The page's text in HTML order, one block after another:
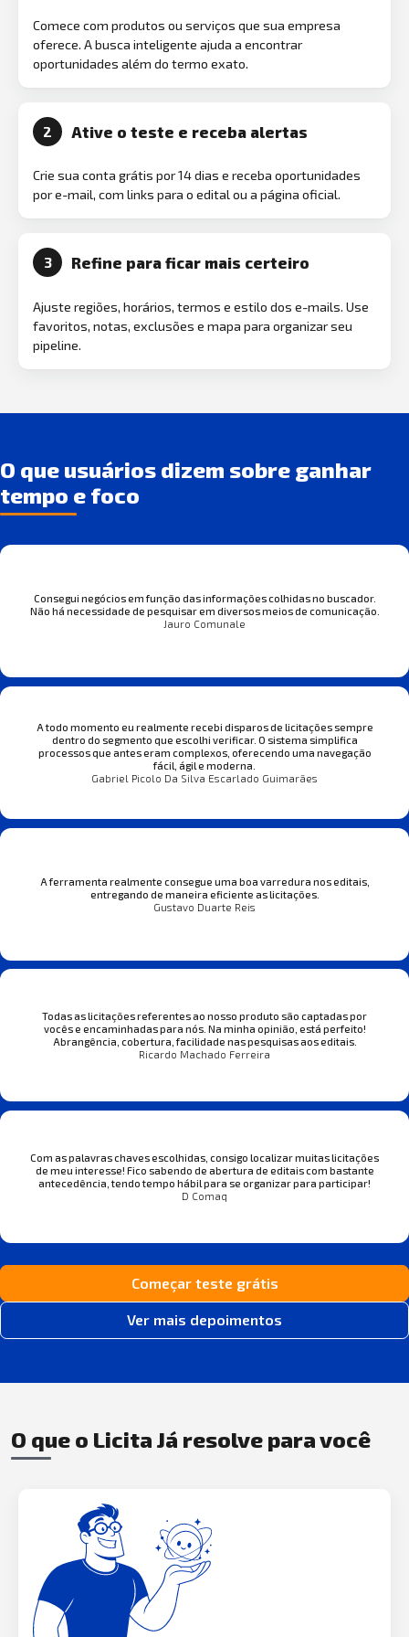
Comece com produtos ou serviços que sua empresa
oferece. A busca inteligente ajuda a encontrar
oportunidades além do termo exato.
2 Ative o teste e receba alertas
Crie sua conta grátis por 14 dias e receba oportunidades
por e-mail, com links para o edital ou a página oficial.
3 Refine para ficar mais certeiro
Ajuste regiões, horários, termos e estilo dos e-mails. Use
favoritos, notas, exclusões e mapa para organizar seu
pipeline.
O que usuários dizem sobre ganhar
tempo e foco
Consegui negócios em função das informações colhidas no buscador.
Não há necessidade de pesquisar em diversos meios de comunicação.
Jauro Comunale
A todo momento eu realmente recebi disparos de licitações sempre
dentro do segmento que escolhi verificar. O sistema simplifica
processos que antes eram complexos, oferecendo uma navegação
fácil, ágil e moderna.
Gabriel Picolo Da Silva Escarlado Guimarães
A ferramenta realmente consegue uma boa varredura nos editais,
entregando de maneira eficiente as licitações.
Gustavo Duarte Reis
Todas as licitações referentes ao nosso produto são captadas por
vocês e encaminhadas para nós. Na minha opinião, está perfeito!
Abrangência, cobertura, facilidade nas pesquisas aos editais.
Ricardo Machado Ferreira
Com as palavras chaves escolhidas, consigo localizar muitas licitações
de meu interesse! Fico sabendo de abertura de editais com bastante
antecedência, tendo tempo hábil para se organizar para participar!
D Comaq
Começar teste grátis
Ver mais depoimentos
O que o Licita Já resolve para você